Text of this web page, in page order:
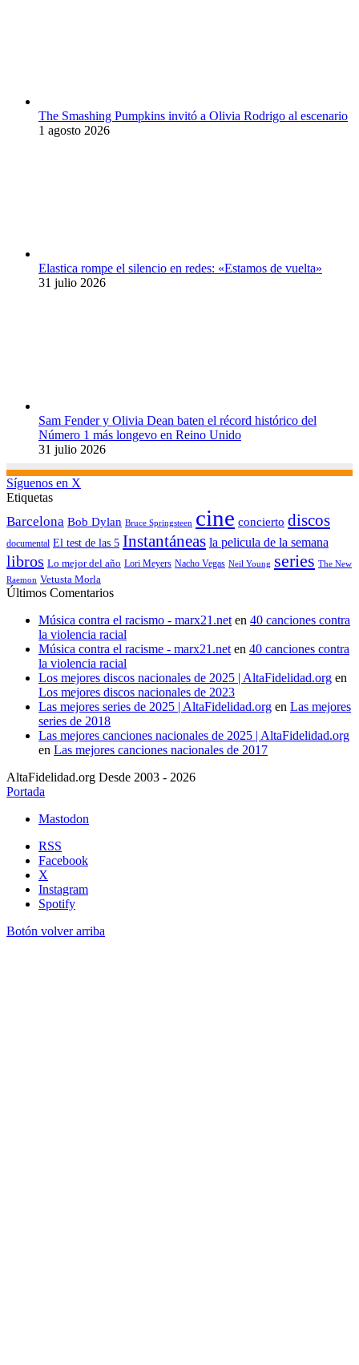
The Smashing Pumpkins invitó a Olivia Rodrigo al escenario
1 agosto 2026
Elastica rompe el silencio en redes: «Estamos de vuelta»
31 julio 2026
Sam Fender y Olivia Dean baten el récord histórico del
Número 1 más longevo en Reino Unido
31 julio 2026
Síguenos en X
Etiquetas
Barcelona Bob Dylan Bruce Springsteen cine concierto discos
documental El test de las 5 Instantáneas la pelicula de la semana
libros Lo mejor del año Lori Meyers Nacho Vegas Neil Young series The New
Raemon Vetusta Morla
Últimos Comentarios
Música contra el racismo - marx21.net en 40 canciones contra
la violencia racial
Música contra el racisme - marx21.net en 40 canciones contra
la violencia racial
Los mejores discos nacionales de 2025 | AltaFidelidad.org en
Los mejores discos nacionales de 2023
Las mejores series de 2025 | AltaFidelidad.org en Las mejores
series de 2018
Las mejores canciones nacionales de 2025 | AltaFidelidad.org
en Las mejores canciones nacionales de 2017
AltaFidelidad.org Desde 2003 - 2026
Portada
Mastodon
RSS
Facebook
X
Instagram
Spotify
Botón volver arriba